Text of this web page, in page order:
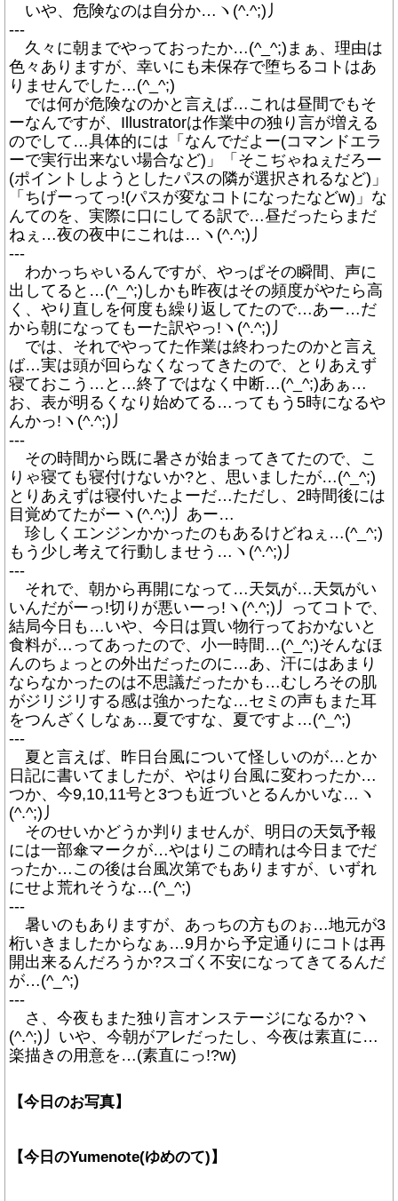
いや、危険なのは自分か…ヽ(^.^;)丿
---
久々に朝までやっておったか…(^_^;)まぁ、理由は
色々ありますが、幸いにも未保存で堕ちるコトはあ
りませんでした…(^_^;)
では何が危険なのかと言えば…これは昼間でもそ
ーなんですが、Illustratorは作業中の独り言が増える
のでして…具体的には「なんでだよー(コマンドエラ
ーで実行出来ない場合など)」「そこぢゃねぇだろー
(ポイントしようとしたパスの隣が選択されるなど)」
「ちげーってっ!(パスが変なコトになったなどw)」な
んてのを、実際に口にしてる訳で…昼だったらまだ
ねぇ…夜の夜中にこれは…ヽ(^.^;)丿
---
わかっちゃいるんですが、やっぱその瞬間、声に
出してると…(^_^;)しかも昨夜はその頻度がやたら高
く、やり直しを何度も繰り返してたので…あー…だ
から朝になってもーた訳やっ!ヽ(^.^;)丿
では、それでやってた作業は終わったのかと言え
ば…実は頭が回らなくなってきたので、とりあえず
寝ておこう…と…終了ではなく中断…(^_^;)あぁ…
お、表が明るくなり始めてる…ってもう5時になるや
んかっ!ヽ(^.^;)丿
---
その時間から既に暑さが始まってきてたので、こ
りゃ寝ても寝付けないか?と、思いましたが…(^_^;)
とりあえずは寝付いたよーだ…ただし、2時間後には
目覚めてたがーヽ(^.^;)丿あー…
珍しくエンジンかかったのもあるけどねぇ…(^_^;)
もう少し考えて行動しませう…ヽ(^.^;)丿
---
それで、朝から再開になって…天気が…天気がい
いんだがーっ!切りが悪いーっ!ヽ(^.^;)丿ってコトで、
結局今日も…いや、今日は買い物行っておかないと
食料が…ってあったので、小一時間…(^_^;)そんなほ
んのちょっとの外出だったのに…あ、汗にはあまり
ならなかったのは不思議だったかも…むしろその肌
がジリジリする感は強かったな…セミの声もまた耳
をつんざくしなぁ…夏ですな、夏ですよ…(^_^;)
---
夏と言えば、昨日台風について怪しいのが…とか
日記に書いてましたが、やはり台風に変わったか…
つか、今9,10,11号と3つも近づいとるんかいな…ヽ
(^.^;)丿
そのせいかどうか判りませんが、明日の天気予報
には一部傘マークが…やはりこの晴れは今日までだ
ったか…この後は台風次第でもありますが、いずれ
にせよ荒れそうな…(^_^;)
---
暑いのもありますが、あっちの方ものぉ…地元が3
桁いきましたからなぁ…9月から予定通りにコトは再
開出来るんだろうか?スゴく不安になってきてるんだ
が…(^_^;)
---
さ、今夜もまた独り言オンステージになるか?ヽ
(^.^;)丿いや、今朝がアレだったし、今夜は素直に…
楽描きの用意を…(素直にっ!?w)
【今日のお写真】
【今日のYumenote(ゆめのて)】